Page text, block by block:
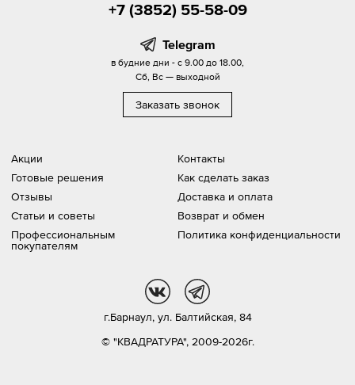
Акции
Готовые решения
Отзывы
Статьи и советы
Профессиональным
покупателям
Контакты
Как сделать заказ
Доставка и оплата
Возврат и обмен
Политика конфиденциальности
+7 (3852) 55-58-09
Telegram
в будние дни - с 9.00 до 18.00,
Сб, Вс — выходной
Заказать звонок
© "КВАДРАТУРА", 2009-2026г.
г.Барнаул, ул. Балтийская, 84